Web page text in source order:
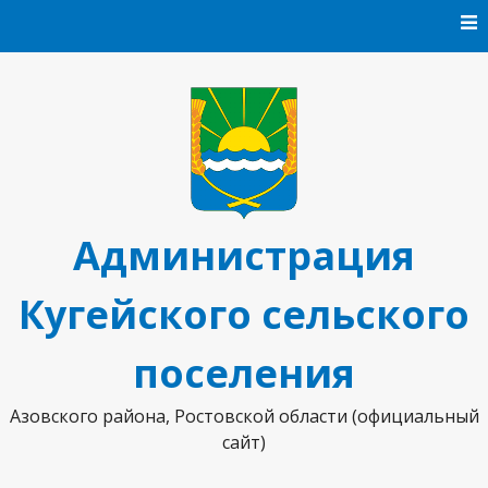
Администрация
Кугейского сельского
поселения
Азовского района, Ростовской области (официальный
сайт)